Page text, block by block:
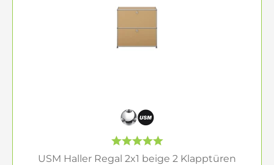
USM Haller Regal 2x1 beige 2 Klapptüren